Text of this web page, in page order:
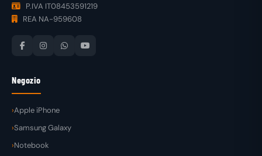
P.IVA IT08453591219
REA NA-959608
Negozio
Apple iPhone
Samsung Galaxy
Notebook